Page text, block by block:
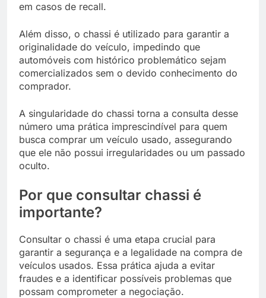
em casos de recall.
Além disso, o chassi é utilizado para garantir a
originalidade do veículo, impedindo que
automóveis com histórico problemático sejam
comercializados sem o devido conhecimento do
comprador.
A singularidade do chassi torna a consulta desse
número uma prática imprescindível para quem
busca comprar um veículo usado, assegurando
que ele não possui irregularidades ou um passado
oculto.
Por que consultar chassi é
importante?
Consultar o chassi é uma etapa crucial para
garantir a segurança e a legalidade na compra de
veículos usados. Essa prática ajuda a evitar
fraudes e a identificar possíveis problemas que
possam comprometer a negociação.